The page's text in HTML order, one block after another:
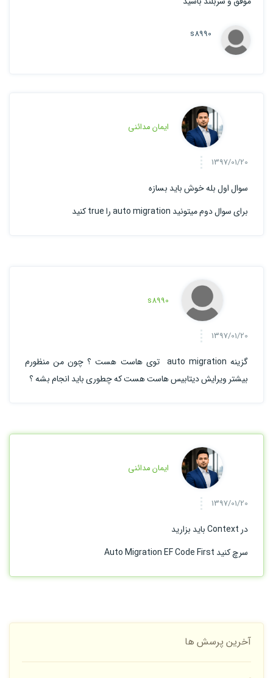
s8990
ایمان مدائنی
1397/01/20
سوال اول بله خوش باید بسازه
برای سوال دوم میتونید auto migration را true کنید
s8990
1397/01/20
گزینه auto migration توی هاست هست ؟ چون من منظورم
بیشتر ویرایش دیتابیس هاست هست که چطوری باید انجام بشه ؟
ایمان مدائنی
1397/01/20
در Context باید بزارید
سرچ کنید Auto Migration EF Code First
آخرین پرسش ها